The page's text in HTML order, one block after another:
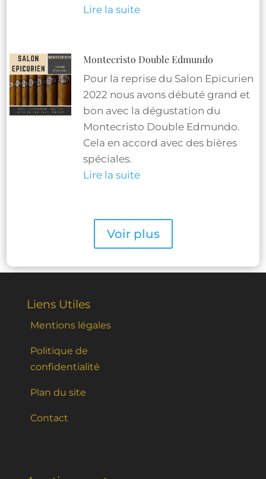
Lire la suite
Montecristo Double Edmundo
Pour la reprise du Salon Epicurien
2022 nous avons débuté grand et
bon avec la dégustation du
Montecristo Double Edmundo.
Cela en accord avec des bières
spéciales.
Lire la suite
Voir plus
Liens Utiles
Mentions légales
Politique de
confidentialité
Plan du site
Contact